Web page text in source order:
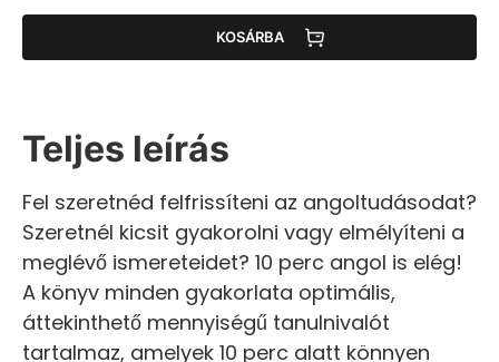
KOSÁRBA
Teljes leírás
Fel szeretnéd felfrissíteni az angoltudásodat?
Szeretnél kicsit gyakorolni vagy elmélyíteni a
meglévő ismereteidet? 10 perc angol is elég!
A könyv minden gyakorlata optimális,
áttekinthető mennyiségű tanulnivalót
tartalmaz, amelyek 10 perc alatt könnyen